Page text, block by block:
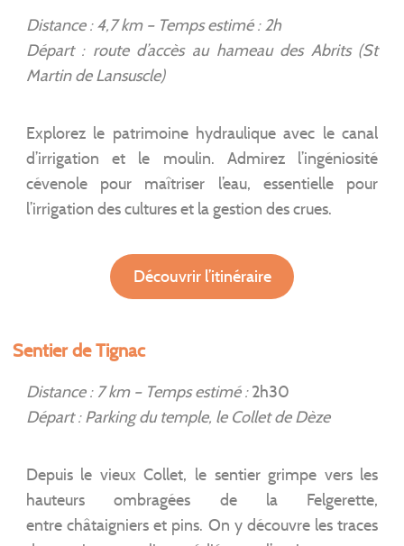
Distance : 4,7 km – Temps estimé : 2h
Départ : route d’accès au hameau des Abrits (St
Martin de Lansuscle)
Explorez le patrimoine hydraulique avec le canal
d’irrigation et le moulin. Admirez l’ingéniosité
cévenole pour maîtriser l’eau, essentielle pour
l’irrigation des cultures et la gestion des crues.
Découvrir l’itinéraire
Sentier de Tignac
Distance : 7 km – Temps estimé :2h30
Départ : Parking du temple, le Collet de Dèze
Depuis le vieux Collet, le sentier grimpe vers les
hauteurs ombragées de la Felgerette,
entre châtaigniers et pins. On y découvre les traces